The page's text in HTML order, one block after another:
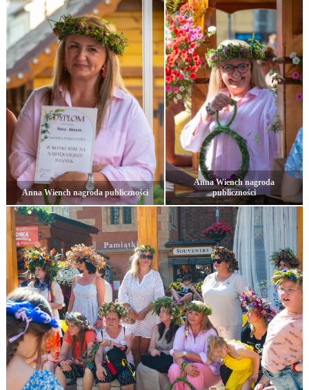
Anna Wiench nagroda publiczności
Anna Wiench nagroda
publiczności